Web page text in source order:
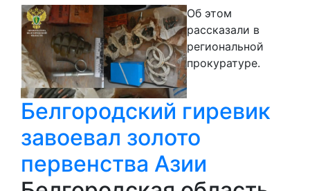
Об этом
рассказали в
региональной
прокуратуре.
Белгородский гиревик
завоевал золото
первенства Азии